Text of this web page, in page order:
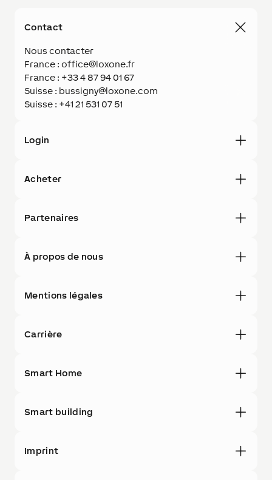
Contact
Nous contacter
France : office@loxone.fr
France : +33 4 87 94 01 67
Suisse : bussigny@loxone.com
Suisse : +41 21 531 07 51
Login
Acheter
Partenaires
À propos de nous
Mentions légales
Carrière
Smart Home
Smart building
Imprint